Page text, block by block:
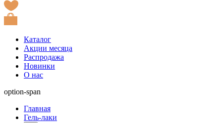
Каталог
Акции месяца
Распродажа
Новинки
О нас
option-span
Главная
Гель-лаки